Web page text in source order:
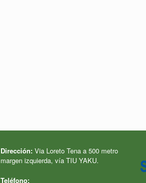
Dirección: Via Loreto Tena a 500 metro
margen izquierda, vía TIU YAKU.
Teléfono: